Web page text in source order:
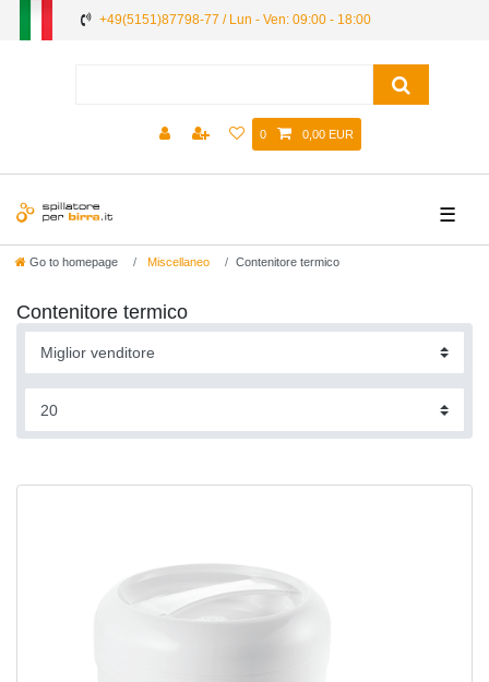
+49(5151)87798-77 / Lun - Ven: 09:00 - 18:00
0 0,00 EUR
☰
Go to homepage Miscellaneo Contenitore termico
Contenitore termico